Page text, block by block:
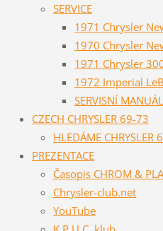
SERVICE
1971 Chrysler
1970 Chrysler
1971 Chrysler
1972 Imperial
SERVISNÍ
CZECH CHRYSLER 69-73
HLEDÁME CHRYSLER
PREZENTACE
Časopis CHROM &
Chrysler-club.net
YouTube